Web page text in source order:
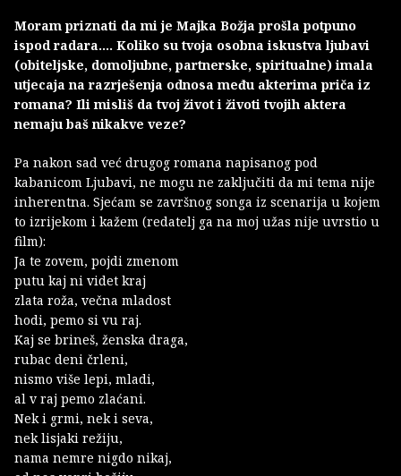
Moram priznati da mi je Majka Božja prošla potpuno
ispod radara…. Koliko su tvoja osobna iskustva ljubavi
(obiteljske, domoljubne, partnerske, spiritualne) imala
utjecaja na razrješenja odnosa među akterima priča iz
romana? Ili misliš da tvoj život i životi tvojih aktera
nemaju baš nikakve veze?
Pa nakon sad već drugog romana napisanog pod
kabanicom Ljubavi, ne mogu ne zaključiti da mi tema nije
inherentna. Sjećam se završnog songa iz scenarija u kojem
to izrijekom i kažem (redatelj ga na moj užas nije uvrstio u
film):
Ja te zovem, pojdi zmenom
putu kaj ni videt kraj
zlata roža, večna mladost
hodi, pemo si vu raj.
Kaj se brineš, ženska draga,
rubac deni črleni,
nismo više lepi, mladi,
al v raj pemo zlaćani.
Nek i grmi, nek i seva,
nek lisjaki režiju,
nama nemre nigdo nikaj,